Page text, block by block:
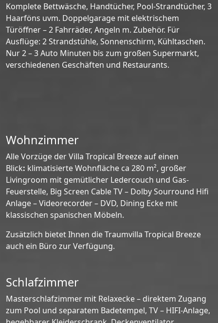
Komplete Bettwäsche, Handtücher, Pool-Strandtücher, 3
Haarföns uvm. Doppelgarage mit elektrischem
Türöffner – 2 Fahrräder, Angeln m. Zubehör. Für
Ausflüge: 2 Strandstühle, Sonnenschirm, Kühltaschen.
Nur 2 – 3 Auto Minuten bis zum großen Supermarkt,
verschiedenen Geschäften und Restaurants.
Wohnzimmer
Alle Vorzüge der Villa Tropical Breeze auf einen
Blick: klimatisierte Wohnfläche ca 280 m², großer
Livingroom mit gemütlicher Ledercouch und Gas-
Feuerstelle, Big Screen Cable TV – Dolby Sourround Hifi
Anlage – Videorecorder – DVD, Dining Ecke mit
klassischen spanischen Möbeln.
Zusätzlich bietet Ihnen die Traumvilla Tropical Breeze
auch ein Büro zur Verfügung.
Schlafzimmer
Masterschlafzimmer mit Relaxecke – direktem Zugang
zum Pool und separatem Badetempel, TV – HIFI-Anlage,